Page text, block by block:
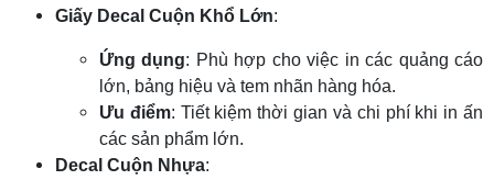
Giấy Decal Cuộn Khổ Lớn:
Ứng dụng: Phù hợp cho việc in các quảng cáo
lớn, bảng hiệu và tem nhãn hàng hóa.
Ưu điểm: Tiết kiệm thời gian và chi phí khi in ấn
các sản phẩm lớn.
Decal Cuộn Nhựa: